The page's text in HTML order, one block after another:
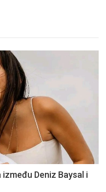
Deniz Baysal i